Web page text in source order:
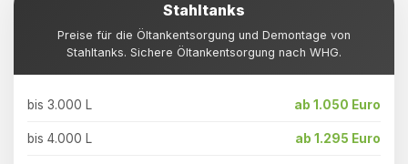
Stahltanks
Preise für die Öltankentsorgung und Demontage von
Stahltanks. Sichere Öltankentsorgung nach WHG.
bis 3.000 L ab 1.050 Euro
bis 4.000 L ab 1.295 Euro